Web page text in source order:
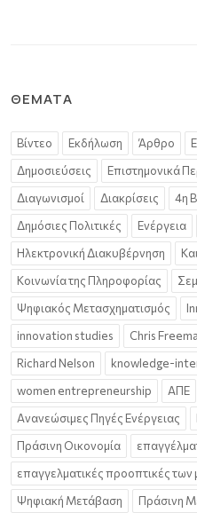
ΘΈΜΑΤΑ
Βίντεο Εκδήλωση Άρθρο
Δημοσιεύσεις
Επιστημονικά
Διαγωνισμοί
Διακρίσεις
4η
Δημόσιες Πολιτικές
Ενέργεια
Ηλεκτρονική Διακυβέρνηση
Κοινωνία της Πληροφορίας
Ψηφιακός Μετασχηματισμός
innovation studies
Chris
Richard Nelson
knowledge-
women entrepreneurship
ΑΠΕ
Ανανεώσιμες Πηγές Ενέργειας
Πράσινη Οικονομία
επαγγελματικές προοπτικές των
Ψηφιακή Μετάβαση
Πράσινη